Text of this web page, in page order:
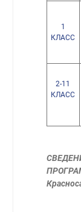
1
КЛАСС
2-11
КЛАСС